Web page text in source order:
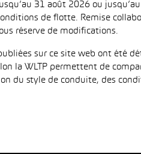
31 août 2026 ou
de flotte. Remise
réserve de modifications.
sur ce site web ont
la WLTP permettent de
du style de conduite, des